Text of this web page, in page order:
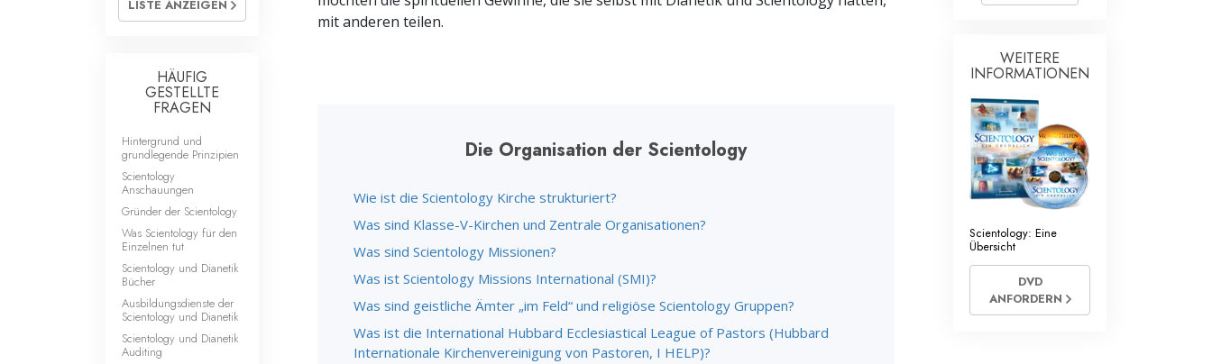
Liebe und Hass – Was ist Größe?
Werkzeuge für den Arbeitsplatz
Ethik und die Zustände
Die Ursache von Unterdrückung
Grundlagen des Organisierens
Die Grundlagen von Public Relations
Planziele und Ziele
mit anderen teilen.
Die Organisation der Scientology
Wie ist die Scientology Kirche strukturiert?
Was sind Klasse-V-Kirchen und Zentrale Organisationen?
Was sind Scientology Missionen?
Was ist Scientology Missions International (SMI)?
Was sind geistliche Ämter „im Feld“ und religiöse Scientology Gruppen?
Was ist die International Hubbard Ecclesiastical League of Pastors (Hubbard
Internationale Kirchenvereinigung von Pastoren, I HELP)?
LISTE ANZEIGEN
HÄUFIG
GESTELLTE
FRAGEN
Hintergrund und
grundlegende Prinzipien
Scientology
Anschauungen
Gründer der Scientology
Was Scientology für den
Einzelnen tut
Scientology und Dianetik
Bücher
Ausbildungsdienste der
Scientology und Dianetik
Scientology und Dianetik
Auditing
WEITERE
INFORMATIONEN
Scientology: Eine
Übersicht
DVD
ANFORDERN